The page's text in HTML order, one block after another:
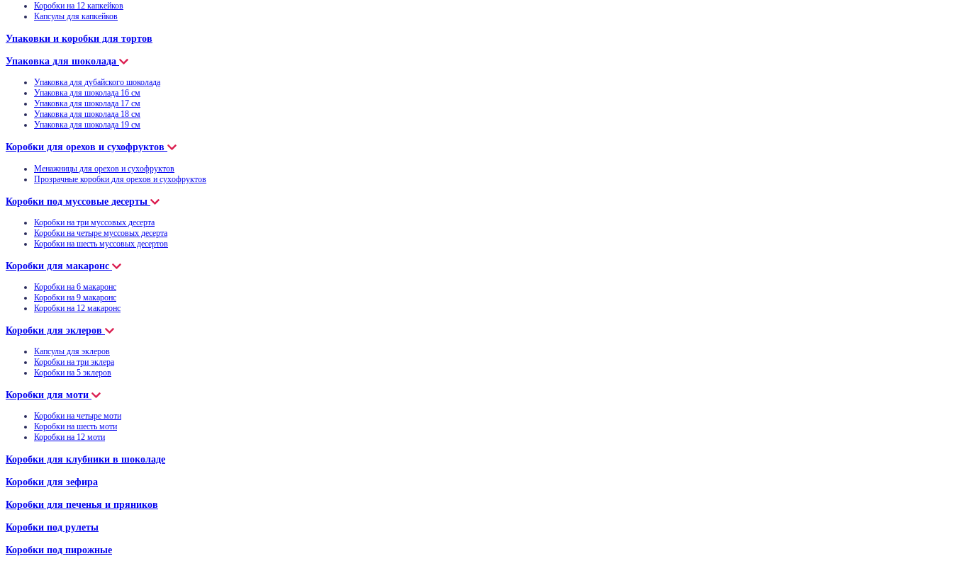
Коробки на 12 капкейков
Капсулы для капкейков
Упаковки и коробки для тортов
Упаковка для шоколада
Упаковка для дубайского шоколада
Упаковка для шоколада 16 см
Упаковка для шоколада 17 см
Упаковка для шоколада 18 см
Упаковка для шоколада 19 см
Коробки для орехов и сухофруктов
Менажницы для орехов и сухофруктов
Прозрачные коробки для орехов и сухофруктов
Коробки под муссовые десерты
Коробки на три муссовых десерта
Коробки на четыре муссовых десерта
Коробки на шесть муссовых десертов
Коробки для макаронс
Коробки на 6 макаронс
Коробки на 9 макаронс
Коробки на 12 макаронс
Коробки для эклеров
Капсулы для эклеров
Коробки на три эклера
Коробки на 5 эклеров
Коробки для моти
Коробки на четыре моти
Коробки на шесть моти
Коробки на 12 моти
Коробки для клубники в шоколаде
Коробки для зефира
Коробки для печенья и пряников
Коробки под рулеты
Коробки под пирожные